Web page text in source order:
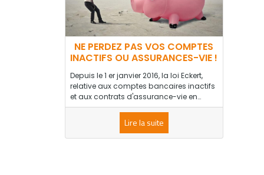
NE PERDEZ PAS VOS COMPTES
INACTIFS OU ASSURANCES-VIE !
Depuis le 1 er janvier 2016, la loi Eckert,
relative aux comptes bancaires inactifs
et aux contrats d'assurance-vie en…
Lire la suite